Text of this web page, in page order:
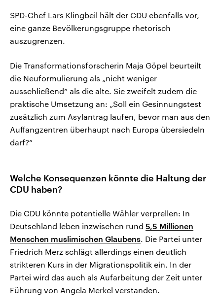
SPD-Chef Lars Klingbeil hält der CDU ebenfalls vor,
eine ganze Bevölkerungsgruppe rhetorisch
auszugrenzen.
Die Transformationsforscherin Maja Göpel beurteilt
die Neuformulierung als „nicht weniger
ausschließend“ als die alte. Sie zweifelt zudem die
praktische Umsetzung an: „Soll ein Gesinnungstest
zusätzlich zum Asylantrag laufen, bevor man aus den
Auffangzentren überhaupt nach Europa übersiedeln
darf?“
Welche Konsequenzen könnte die Haltung der
CDU haben?
Die CDU könnte potentielle Wähler verprellen: In
Deutschland leben inzwischen rund 5,5 Millionen
Menschen muslimischen Glaubens. Die Partei unter
Friedrich Merz schlägt allerdings einen deutlich
strikteren Kurs in der Migrationspolitik ein. In der
Partei wird das auch als Aufarbeitung der Zeit unter
Führung von Angela Merkel verstanden.